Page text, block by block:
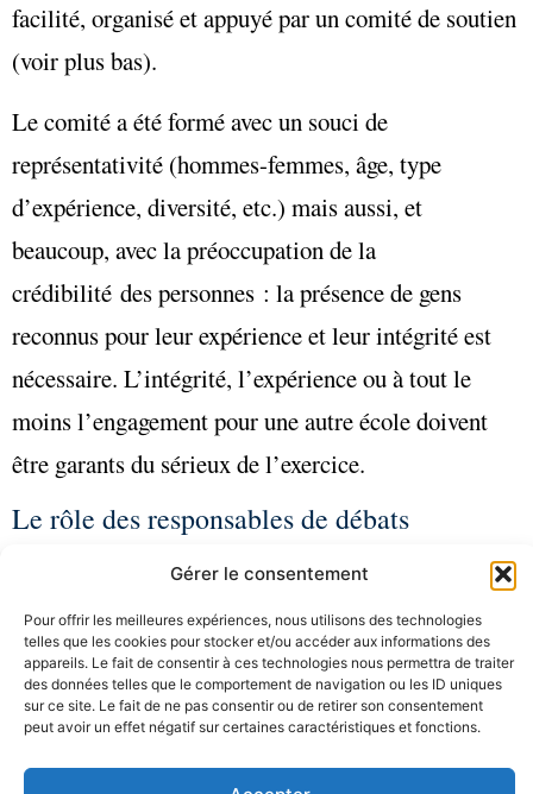
Gérer le consentement
Pour offrir les meilleures expériences, nous utilisons des technologies
telles que les cookies pour stocker et/ou accéder aux informations des
appareils. Le fait de consentir à ces technologies nous permettra de traiter
des données telles que le comportement de navigation ou les ID uniques
sur ce site. Le fait de ne pas consentir ou de retirer son consentement
peut avoir un effet négatif sur certaines caractéristiques et fonctions.
facilité, organisé et appuyé par un comité de soutien
(voir plus bas).
Le comité a été formé avec un souci de
représentativité (hommes-femmes, âge, type
d’expérience, diversité, etc.) mais aussi, et
beaucoup, avec la préoccupation de la
crédibilité des personnes : la présence de gens
reconnus pour leur expérience et leur intégrité est
nécessaire. L’intégrité, l’expérience ou à tout le
moins l’engagement pour une autre école doivent
être garants du sérieux de l’exercice.
Le rôle des responsables de débats
a) Ils ont été responsables de la préparation du
Document de participation qui vise à présenter les
principaux thèmes de la réflexion collective et des
débats, soumis. Afin qu’ils assument pleinement ce
document, ils ont participé à son élaboration